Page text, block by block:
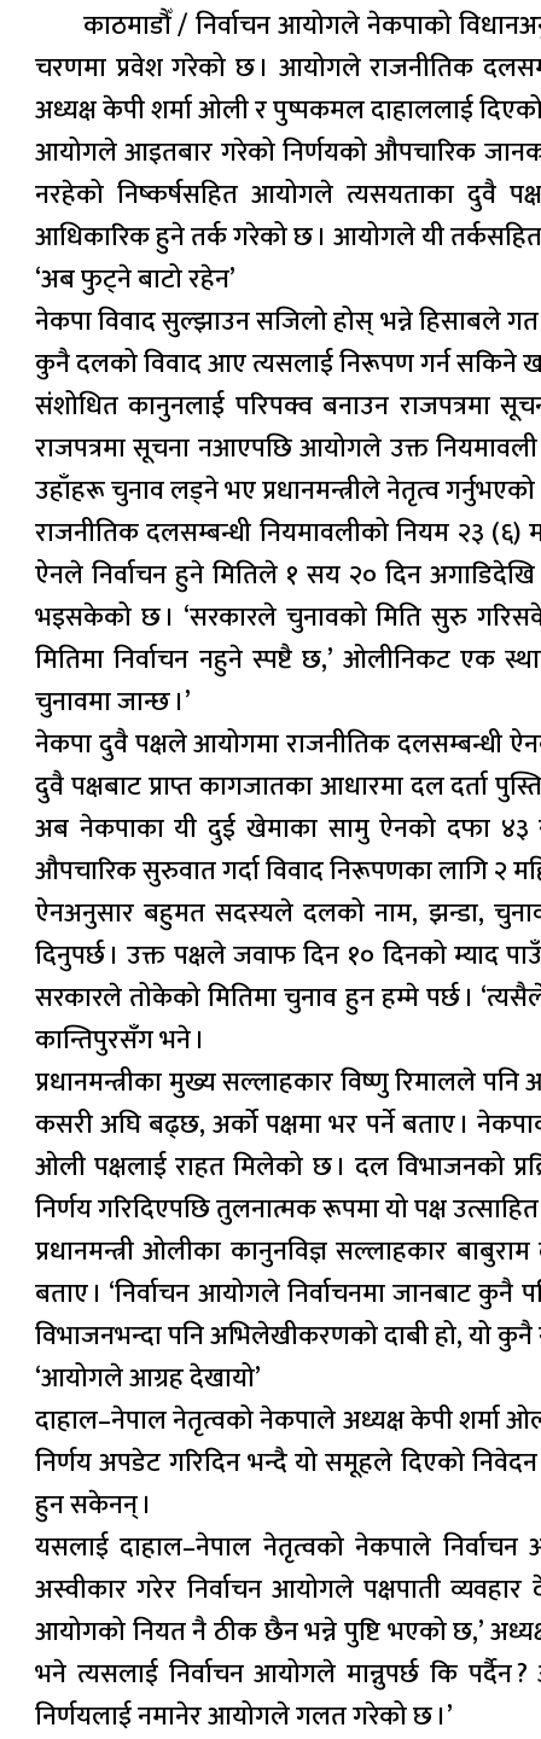
काठमाडौँ / निर्वाचन आयोगले नेकपाको
चरणमा प्रवेश गरेको छ । आयोगले राजनीतिक
अध्यक्ष केपी शर्मा ओली र पुष्पकमल दाहाललाई
आयोगले आइतबार गरेको निर्णयको औपचारिक
नरहेको निष्कर्षसहित आयोगले त्यसयताका दुवै
आधिकारिक हुने तर्क गरेको छ । आयोगले यी
‘अब फुट्ने बाटो रहेन’
नेकपा विवाद सुल्झाउन सजिलो होस् भन्ने हिसाबले
कुनै दलको विवाद आए त्यसलाई निरूपण गर्न सकिने
संशोधित कानुनलाई परिपक्व बनाउन राजपत्रमा
राजपत्रमा सूचना नआएपछि आयोगले उक्त
उहाँहरू चुनाव लड्ने भए प्रधानमन्त्रीले नेतृत्व
राजनीतिक दलसम्बन्धी नियमावलीको नियम २३ (६)
ऐनले निर्वाचन हुने मितिले १ सय २० दिन
भइसकेको छ । ‘सरकारले चुनावको मिति सुरु
मितिमा निर्वाचन नहुने स्पष्टै छ,’ ओलीनिकट एक
चुनावमा जान्छ ।’
नेकपा दुवै पक्षले आयोगमा राजनीतिक दलसम्बन्धी
दुवै पक्षबाट प्राप्त कागजातका आधारमा दल दर्ता
अब नेकपाका यी दुई खेमाका सामु ऐनको दफा ४३ र
औपचारिक सुरुवात गर्दा विवाद निरूपणका लागि २
ऐनअनुसार बहुमत सदस्यले दलको नाम, झन्डा, चुनाव
दिनुपर्छ । उक्त पक्षले जवाफ दिन १० दिनको म्याद
सरकारले तोकेको मितिमा चुनाव हुन हम्मे पर्छ ।
कान्तिपुरसँग भने ।
प्रधानमन्त्रीका मुख्य सल्लाहकार विष्णु रिमालले
कसरी अघि बढ्छ, अर्को पक्षमा भर पर्ने बताए ।
ओली पक्षलाई राहत मिलेको छ । दल विभाजनको
निर्णय गरिदिएपछि तुलनात्मक रूपमा यो पक्ष
प्रधानमन्त्री ओलीका कानुनविज्ञ सल्लाहकार
बताए । ‘निर्वाचन आयोगले निर्वाचनमा जानबाट
विभाजनभन्दा पनि अभिलेखीकरणको दाबी हो, यो
‘आयोगले आग्रह देखायो’
दाहाल–नेपाल नेतृत्वको नेकपाले अध्यक्ष केपी शर्मा
निर्णय अपडेट गरिदिन भन्दै यो समूहले दिएको
हुन सकेनन् ।
यसलाई दाहाल–नेपाल नेतृत्वको नेकपाले
अस्वीकार गरेर निर्वाचन आयोगले पक्षपाती
आयोगको नियत नै ठीक छैन भन्ने पुष्टि भएको छ,’
भने त्यसलाई निर्वाचन आयोगले मान्नुपर्छ कि
निर्णयलाई नमानेर आयोगले गलत गरेको छ ।’